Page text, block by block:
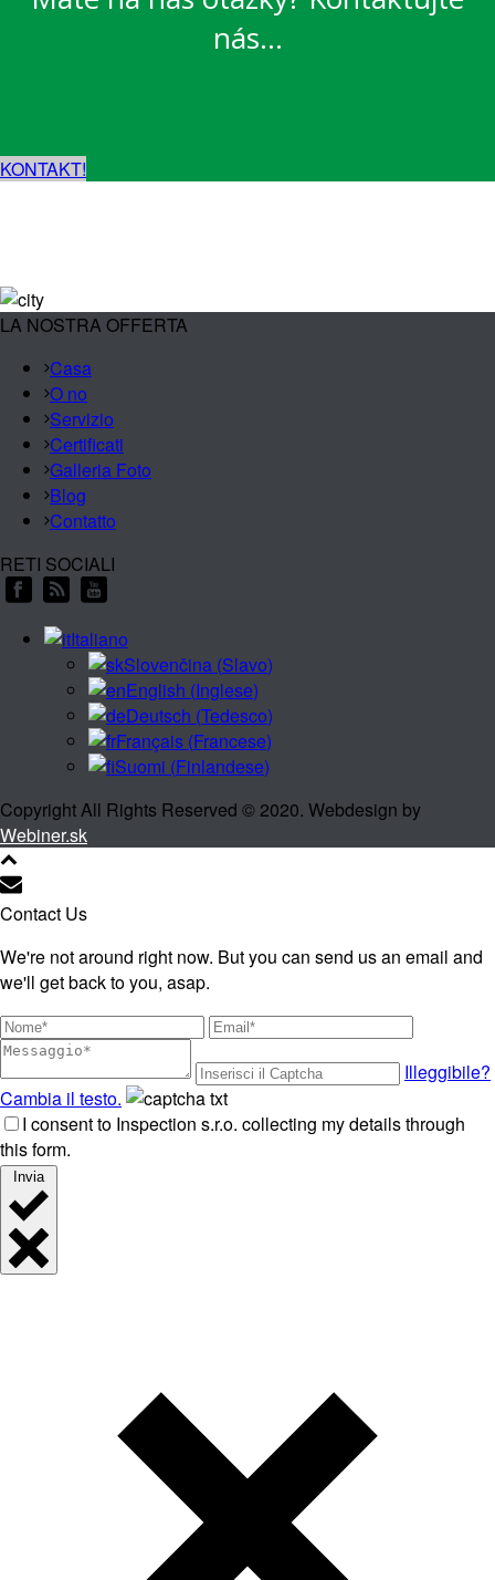
nás…
KONTAKT!
LA NOSTRA OFFERTA
Casa
O no
Servizio
Certificati
Galleria Foto
Blog
Contatto
RETI SOCIALI
Italiano
Slovenčina (Slavo)
English (Inglese)
Deutsch (Tedesco)
Français (Francese)
Suomi (Finlandese)
Copyright All Rights Reserved © 2020. Webdesign by
Webiner.sk
Contact Us
We're not around right now. But you can send us an email and
we'll get back to you, asap.
Illeggibile?
Cambia il testo.
I consent to Inspection s.r.o. collecting my details through
this form.
Invia